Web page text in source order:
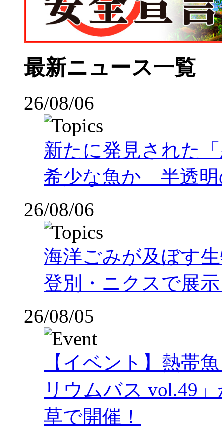
最新ニュース一覧
26/08/06
新たに発見された
希少な魚か 半透明
26/08/06
海洋ごみが及ぼす
登別・ニクスで展
26/08/05
【イベント】熱帯
リウムバス vol.49
草で開催！